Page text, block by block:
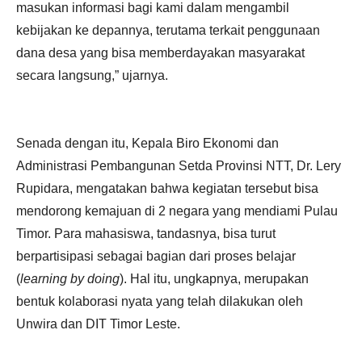
masukan informasi bagi kami dalam mengambil
kebijakan ke depannya, terutama terkait penggunaan
dana desa yang bisa memberdayakan masyarakat
secara langsung,” ujarnya.
Senada dengan itu, Kepala Biro Ekonomi dan
Administrasi Pembangunan Setda Provinsi NTT, Dr. Lery
Rupidara, mengatakan bahwa kegiatan tersebut bisa
mendorong kemajuan di 2 negara yang mendiami Pulau
Timor. Para mahasiswa, tandasnya, bisa turut
berpartisipasi sebagai bagian dari proses belajar
(learning by doing). Hal itu, ungkapnya, merupakan
bentuk kolaborasi nyata yang telah dilakukan oleh
Unwira dan DIT Timor Leste.